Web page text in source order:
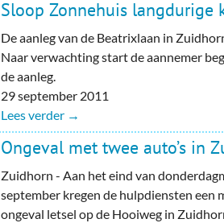
Sloop Zonnehuis langdurige
De aanleg van de Beatrixlaan in
Naar verwachting start de aannemer
de aanleg.
29 september 2011
Lees verder →
Ongeval met twee auto’s in
Zuidhorn - Aan het eind van
september kregen de hulpdiensten een
ongeval letsel op de Hooiweg in